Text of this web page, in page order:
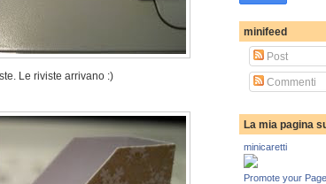
Le riviste arrivano :)
minifeed
Post
Commenti
La mia pagina
minicaretti
Promote your